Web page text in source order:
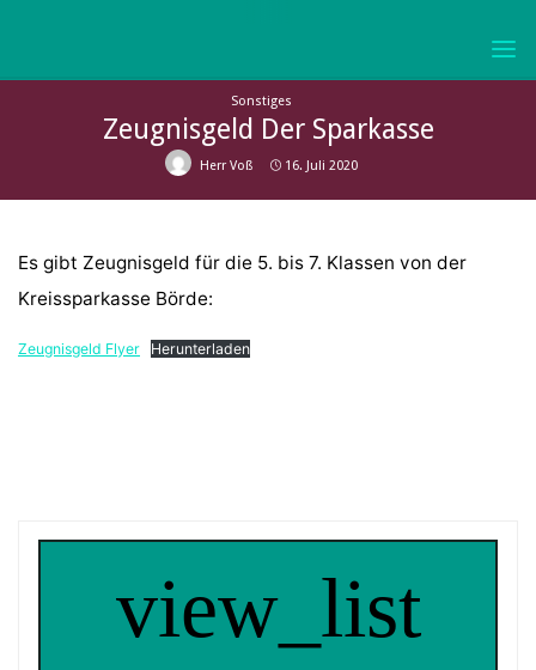
content
FRIEDRICH-
GYMNASIUM
WOLMIRSTEDT
Sonstiges
Zeugnisgeld Der Sparkasse
Herr Voß 16. Juli 2020
Es gibt Zeugnisgeld für die 5. bis 7. Klassen von der
Kreissparkasse Börde:
Zeugnisgeld Flyer Herunterladen
view_list